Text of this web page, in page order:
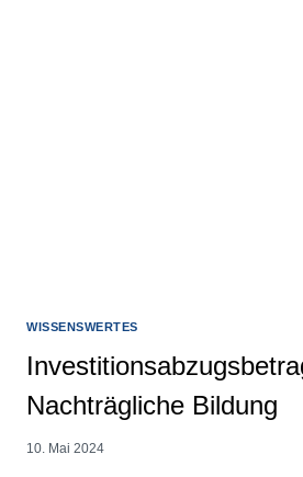
WISSENSWERTES
Nachträgliche Bildung
10. Mai 2024